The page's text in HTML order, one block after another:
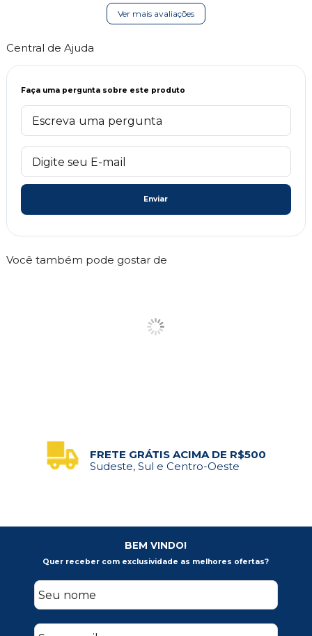
Ver mais avaliações
Central de Ajuda
Faça uma pergunta sobre este produto
Enviar
Você também pode gostar de
FRETE GRÁTIS ACIMA DE R$500
Sudeste, Sul e Centro-Oeste
BEM VINDO!
Quer receber com exclusividade as melhores ofertas?